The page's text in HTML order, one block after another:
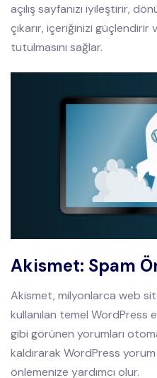
açılış sayfanızı iyileştirir,
çıkarır, içeriğinizi
tutulmasını sağlar.
Akismet: Spam
Akismet, milyonlarca web
kullanılan temel WordPress
gibi görünen yorumları
kaldırarak WordPress
önlemenize yardımcı olur.